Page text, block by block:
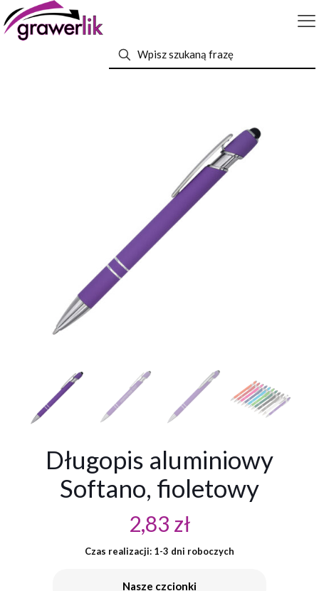
Długopis aluminiowy
Softano, fioletowy
2,83 zł
Czas realizacji: 1-3 dni roboczych
Nasze czcionki